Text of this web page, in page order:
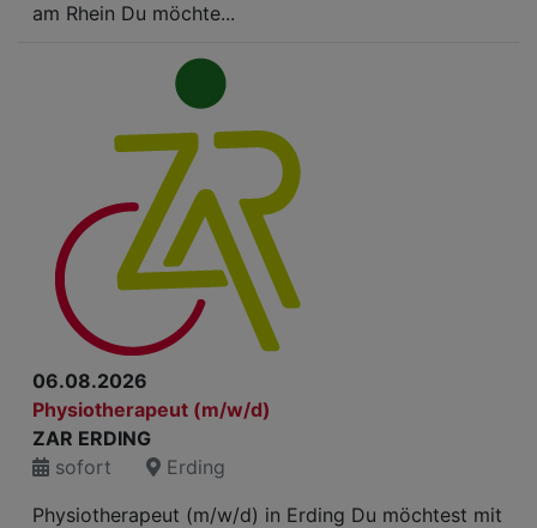
am Rhein Du möchte...
06.08.2026
Physiotherapeut (m/w/d)
ZAR ERDING
sofort
Erding
Physiotherapeut (m/w/d) in Erding Du möchtest mit